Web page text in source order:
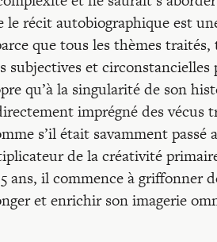
le récit autobiographique est
que tous les thèmes traités,
et circonstancielles
qu’à la singularité de son
imprégné des vécus
s’il était savamment
de la créativité
ans, il commence à griffonner
et enrichir son imagerie